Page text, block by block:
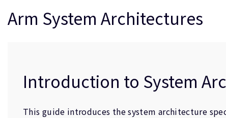
Arm System Architectures
Introduction to System
This guide introduces the system architecture